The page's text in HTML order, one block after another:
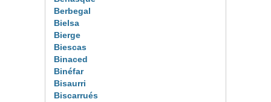
Berbegal
Bielsa
Bierge
Biescas
Binaced
Binéfar
Bisaurri
Biscarrués